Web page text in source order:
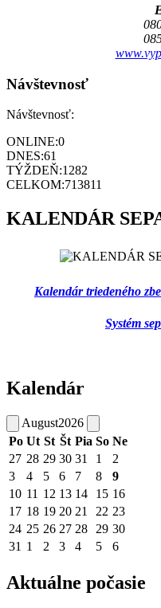
Návštevnosť
Návštevnosť:
ONLINE:0
DNES:61
TÝŽDEŇ:1282
CELKOM:713811
KALENDÁR
Kalendár triedeného
Systém
Kalendár
August2026
Po Ut St Št Pia So Ne
27 28 29 30 31 1
2
3
4 5 6 7 8
9
10 11 12 13 14 15 16
17 18 19 20 21 22 23
24 25 26 27 28 29 30
31 1 2 3 4 5 6
Aktuálne počasie